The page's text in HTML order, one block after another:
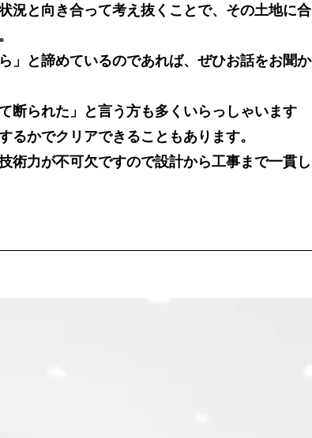
況と向き合って考え抜くことで、その土地に合
」と諦めているのであれば、ぜひお話をお聞か
断られた」と言う方も多くいらっしゃいます
るかでクリアできることもあります。
術力が不可欠ですので設計から工事まで一貫し